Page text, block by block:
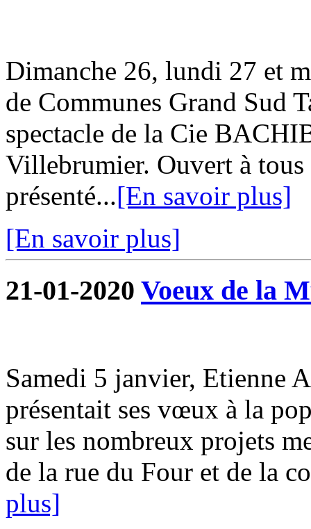
Dimanche 26, lundi 27 et
de Communes Grand Sud
spectacle de la Cie
Villebrumier. Ouvert à tous
présenté...[En savoir plus]
[En savoir plus]
21-01-2020 Voeux de la
Samedi 5 janvier, Etienne
présentait ses vœux à la
sur les nombreux projets
de la rue du Four et de la
plus]